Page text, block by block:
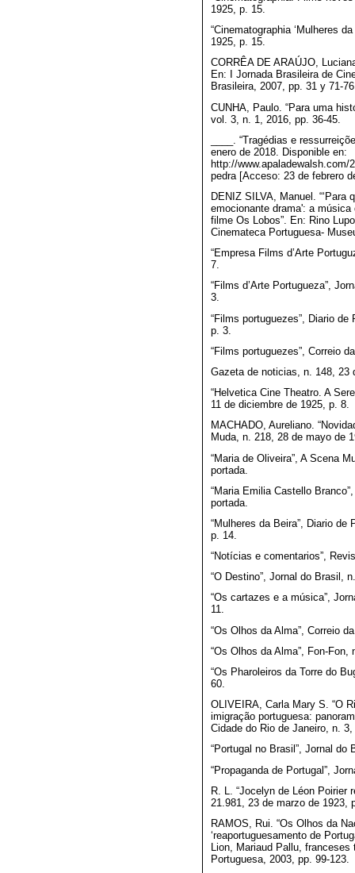
1925, p. 15.
“Cinematographia ‘Mulheres
1925, p. 15.
CORRÊA DE ARAÚJO,
En: I Jornada Brasileira de
Brasileira, 2007, pp. 31 y 71-
CUNHA, Paulo. “Para uma
vol. 3, n. 1, 2016, pp. 36-45.
____. “Tragédias e
enero de 2018. Disponible en:
http://www.apaladewalsh.com/
pedra [Acceso: 23 de febrero
DENIZ SILVA, Manuel.
emocionante drama': a música
filme Os Lobos”. En: Rino
Cinemateca Portuguesa-
“Empresa Films d’Arte
7.
“Films d’Arte Portugueza”,
3.
“Films portuguezes”, Diario
p. 3.
“Films portuguezes”, Correio
Gazeta de noticias, n. 148, 23
“Helvetica Cine Theatro. A
11 de diciembre de 1925, p. 8.
MACHADO, Aureliano.
Muda, n. 218, 28 de mayo de
“Maria de Oliveira”, A Scena
portada.
“Maria Emilia Castello
portada.
“Mulheres da Beira”, Diario
p. 14.
“Notícias e comentarios”,
“O Destino”, Jornal do Brasil,
“Os cartazes e a música”,
11.
“Os Olhos da Alma”, Correio
“Os Olhos da Alma”, Fon-
“Os Pharoleiros da Torre do
60.
OLIVEIRA, Carla Mary S. “O
imigração portuguesa:
Cidade do Rio de Janeiro, n.
“Portugal no Brasil”, Jornal
“Propaganda de Portugal”,
R. L. “Jocelyn de Léon Poirier
21.981, 23 de marzo de 1923,
RAMOS, Rui. “Os Olhos da
‘reaportuguesamento de
Lion, Mariaud Pallu,
Portuguesa, 2003, pp. 99-123.